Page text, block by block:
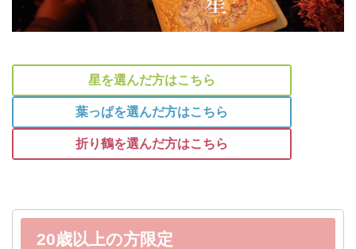
星を選んだ方はこちら
葉っぱを選んだ方はこちら
折り鶴を選んだ方はこちら
20歳以上の方限定